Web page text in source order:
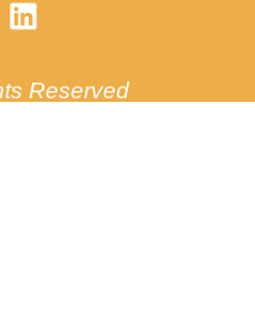
Reserved